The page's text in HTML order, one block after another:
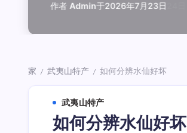
作者 Admin于2026年7月24日
作者 Admin于2026年7月23日
作者 Admin于2026年7月22日
作者 Admin于2026年7月21日
作者 Admin于2026年7月20日
作者 Admin于2026年7月19日
作者 Admin于2026年7月24日
作者 Admin于2026年7月23日
Admin于2026年7月22日
Admin于2026年7月21日
Admin于2026年7月20日
Admin于2026年7月19日
Admin于2026年7月24日
Admin于2026年7月23日
Admin于2026年7月22日
Admin于2026年7月21日
Admin于2026年7月20日
Admin于2026年7月19日
家 / 武夷山特产 / 如何分辨水仙好坏
武夷山特产
如何分辨水仙好坏